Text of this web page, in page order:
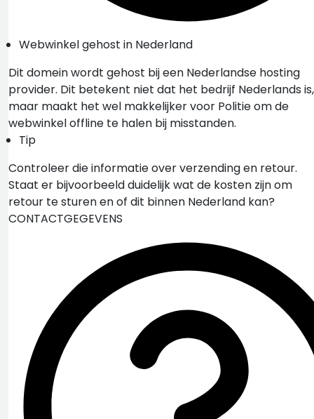
Webwinkel gehost in Nederland
Dit domein wordt gehost bij een Nederlandse hosting
provider. Dit betekent niet dat het bedrijf Nederlands is,
maar maakt het wel makkelijker voor Politie om de
webwinkel offline te halen bij misstanden.
Tip
Controleer die informatie over verzending en retour.
Staat er bijvoorbeeld duidelijk wat de kosten zijn om
retour te sturen en of dit binnen Nederland kan?
CONTACTGEGEVENS